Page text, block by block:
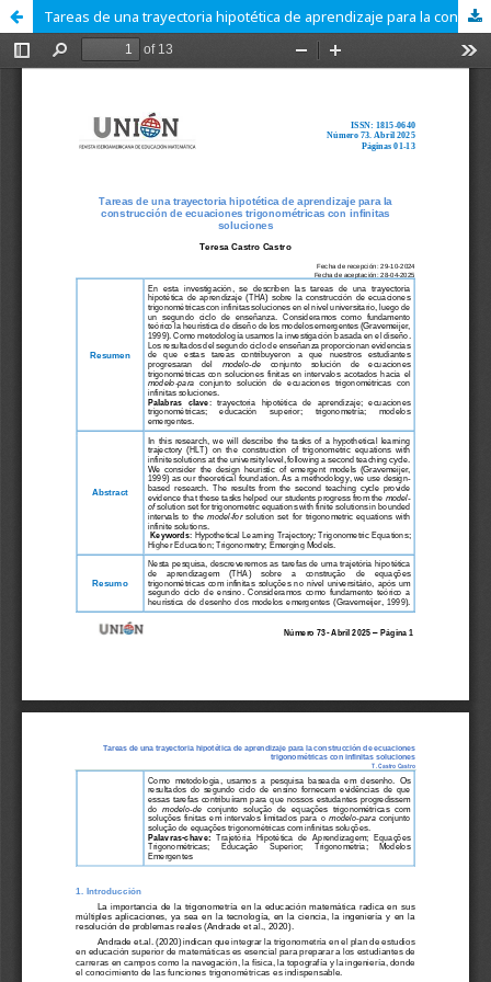
Tareas de una trayectoria hipotética de aprendizaje para la construcción de ecuaciones trigonométricas con infinitas soluciones